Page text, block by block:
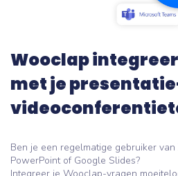
Wooclap
met je
Ben je een regelmatige gebruiker van
PowerPoint of Google Slides?